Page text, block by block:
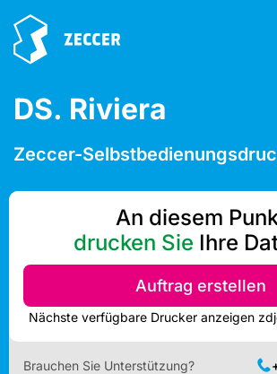
DS. Riviera
Zeccer-
An diesem
drucken Sie Ihre
Auftrag erstellen
Nächste
Brauchen Sie Unterstützung?